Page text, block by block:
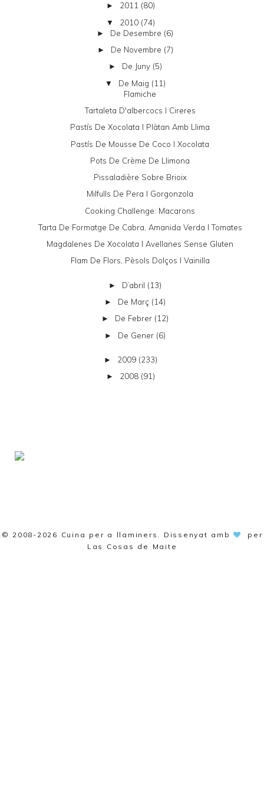
► 2011 (80)
▼ 2010 (74)
► De Desembre (6)
► De Novembre (7)
► De Juny (5)
▼ De Maig (11)
Flamiche
Tartaleta D'albercocs I Cireres
Pastís De Xocolata I Plàtan Amb Llima
Pastís De Mousse De Coco I Xocolata
Pots De Crème De Llimona
Pissaladière Sobre Brioix
Milfulls De Pera I Gorgonzola
Cooking Challenge: Macarons
Tarta De Formatge De Cabra, Amanida Verda I Tomates
Magdalenes De Xocolata I Avellanes Sense Gluten
Flam De Flors, Pèsols Dolços I Vainilla
► D’abril (13)
► De Març (14)
► De Febrer (12)
► De Gener (6)
► 2009 (233)
► 2008 (91)
© 2008-2026 Cuina per a llaminers . Dissenyat amb
per
Las Cosas de Maite